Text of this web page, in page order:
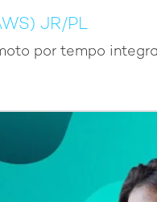
JR/PL
por tempo